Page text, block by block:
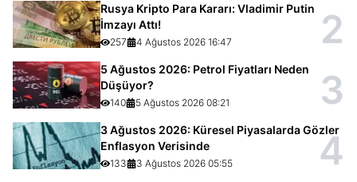
Rusya Kripto Para Kararı: Vladimir Putin
İmzayı Attı!
257 4 Ağustos 2026 16:47 2
5 Ağustos 2026: Petrol Fiyatları Neden
Düşüyor?
140 5 Ağustos 2026 08:21 3
3 Ağustos 2026: Küresel Piyasalarda Gözler
Enflasyon Verisinde
133 3 Ağustos 2026 05:55 4